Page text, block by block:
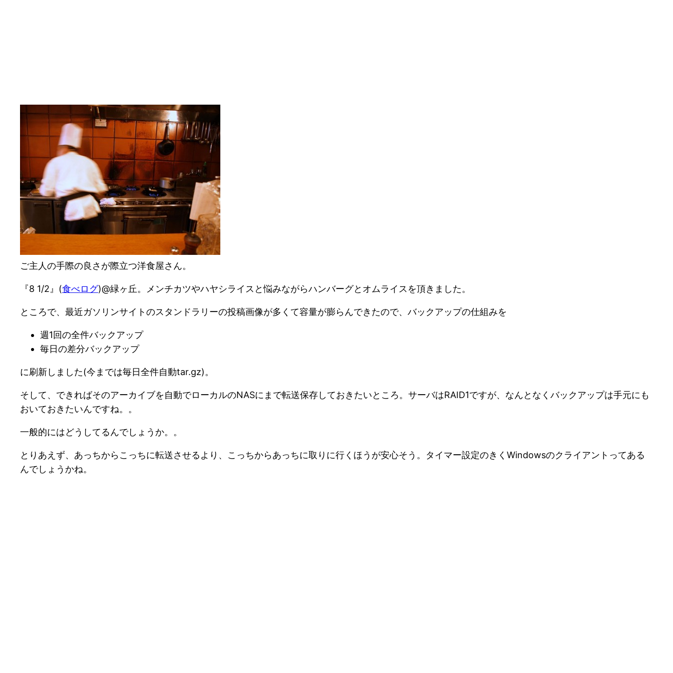
ご主人の手際の良さが際立つ洋食屋さん。
『8 1/2』(食べログ)@緑ヶ丘。メンチカツやハヤシライスと悩みながらハンバーグとオムライスを頂きました。
ところで、最近ガソリンサイトのスタンドラリーの投稿画像が多くて容量が膨らんできたので、バックアップの仕組みを
週1回の全件バックアップ
毎日の差分バックアップ
に刷新しました(今までは毎日全件自動tar.gz)。
そして、できればそのアーカイブを自動でローカルのNASにまで転送保存しておきたいところ。サーバはRAID1ですが、なんとなくバックアップは手元にも
おいておきたいんですね。。
一般的にはどうしてるんでしょうか。。
とりあえず、あっちからこっちに転送させるより、こっちからあっちに取りに行くほうが安心そう。タイマー設定のきくWindowsのクライアントってある
んでしょうかね。